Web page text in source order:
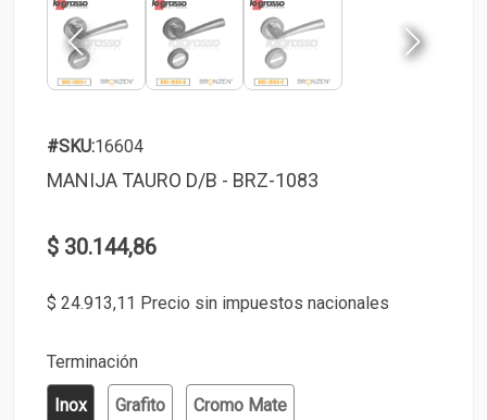
#SKU:16604
MANIJA TAURO D/B - BRZ-1083
$ 30.144,86
$ 24.913,11 Precio sin impuestos nacionales
Terminación
Inox Grafito Cromo Mate